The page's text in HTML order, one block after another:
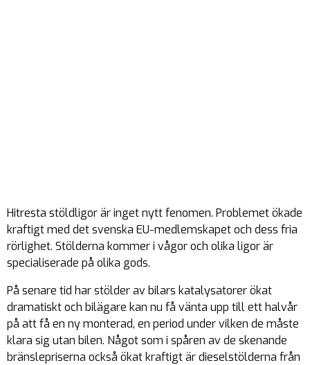
Hitresta stöldligor är inget nytt fenomen. Problemet ökade
kraftigt med det svenska EU-medlemskapet och dess fria
rörlighet. Stölderna kommer i vågor och olika ligor är
specialiserade på olika gods.
På senare tid har stölder av bilars katalysatorer ökat
dramatiskt och bilägare kan nu få vänta upp till ett halvår
på att få en ny monterad, en period under vilken de måste
klara sig utan bilen. Något som i spåren av de skenande
bränslepriserna också ökat kraftigt är dieselstölderna från